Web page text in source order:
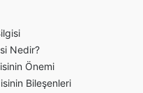
Nedir?
Önemi
Bileşenleri